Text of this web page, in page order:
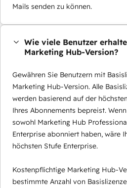
Mails senden zu können.
Wie viele Benutzer
Marketing Hub-Version?
Gewähren Sie Benutzern mit
Marketing Hub-Version. Alle
werden basierend auf der
Ihres Abonnements bepreist.
sowohl Marketing Hub
Enterprise abonniert haben, wäre
höchsten Stufe Enterprise.
Kostenpflichtige Marketing Hub-
bestimmte Anzahl von